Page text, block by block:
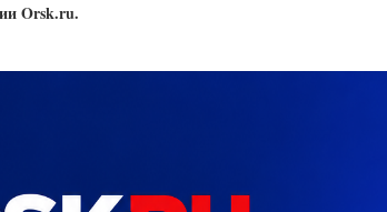
Orsk.ru.